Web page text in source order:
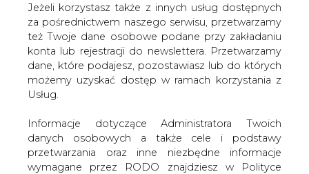
Jeżeli korzystasz także z innych usług dostępnych
za pośrednictwem naszego serwisu, przetwarzamy
też Twoje dane osobowe podane przy zakładaniu
konta lub rejestracji do newslettera. Przetwarzamy
dane, które podajesz, pozostawiasz lub do których
możemy uzyskać dostęp w ramach korzystania z
Usług.
Informacje dotyczące Administratora Twoich
danych osobowych a także cele i podstawy
przetwarzania oraz inne niezbędne informacje
wymagane przez RODO znajdziesz w Polityce
Strona główna RYNEK GAZU /
Niemcy są za
utrzymaniem dostaw gazu przez Ukrainę mimo Nord
Stream 2
drukuj
skomentuj
udostępnij